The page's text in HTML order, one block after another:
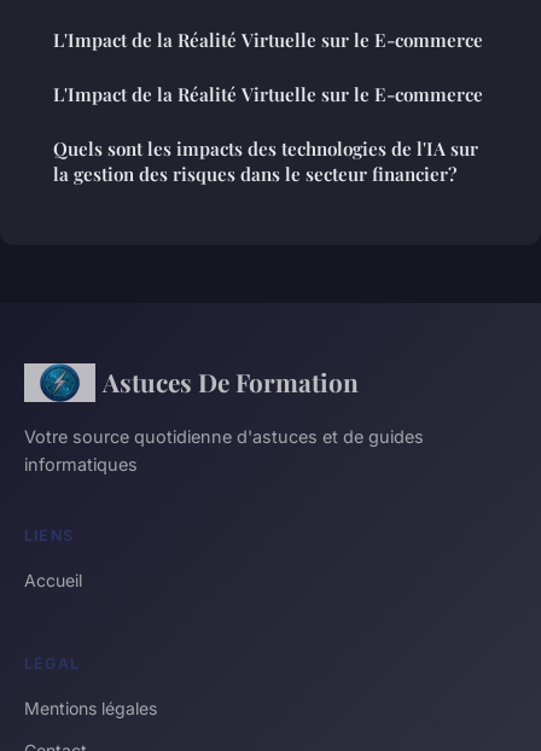
L'Impact de la Réalité Virtuelle sur le E-commerce
L'Impact de la Réalité Virtuelle sur le E-commerce
Quels sont les impacts des technologies de l'IA sur
la gestion des risques dans le secteur financier?
Astuces De Formation
Votre source quotidienne d'astuces et de guides
informatiques
LIENS
Accueil
LÉGAL
Mentions légales